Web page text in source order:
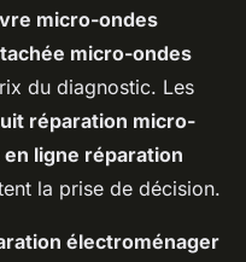
micro-ondes
micro-ondes
du diagnostic. Les
réparation micro-
ligne réparation
la prise de décision.
électroménager